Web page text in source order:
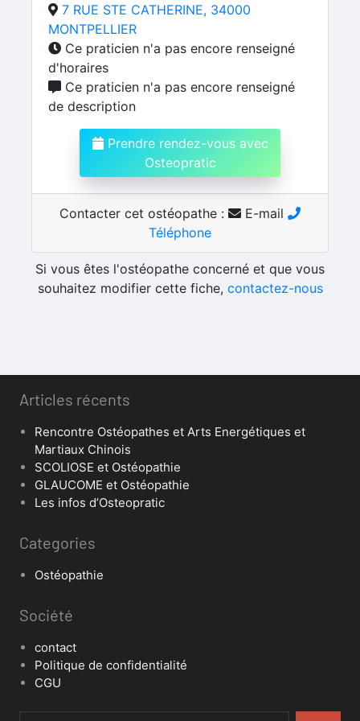
7 RUE STE CATHERINE, 34000
MONTPELLIER
Ce praticien n'a pas encore renseigné
d'horaires
Ce praticien n'a pas encore renseigné
de description
Prendre rendez-vous avec
Osteopratic
Contacter cet ostéopathe :
E-mail
Téléphone
Si vous êtes l'ostéopathe concerné et que vous
souhaitez modifier cette fiche, contactez-nous
Articles récents
Rencontre Ostéopathes et Arts Energétiques et
Martiaux Chinois
SCOLIOSE et Ostéopathie
GLAUCOME et Ostéopathie
Les infos d’Osteopratic
Categories
Ostéopathie
Société
contact
Politique de confidentialité
CGU